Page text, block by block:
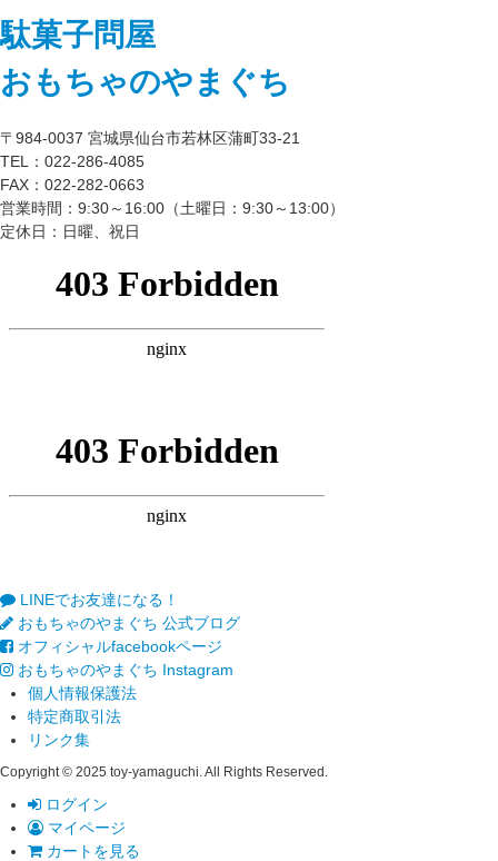
駄菓子問屋
おもちゃのやまぐち
〒984-0037 宮城県仙台市若林区蒲町33-21
TEL：022-286-4085
FAX：022-282-0663
営業時間：9:30～16:00（土曜日：9:30～13:00）
定休日：日曜、祝日
LINEでお友達になる！
おもちゃのやまぐち 公式ブログ
オフィシャルfacebookページ
おもちゃのやまぐち Instagram
個人情報保護法
特定商取引法
リンク集
Copyright © 2025 toy-yamaguchi. All Rights Reserved.
ログイン
マイページ
カートを見る